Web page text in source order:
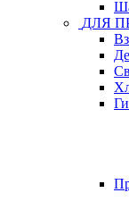
ДЛЯ